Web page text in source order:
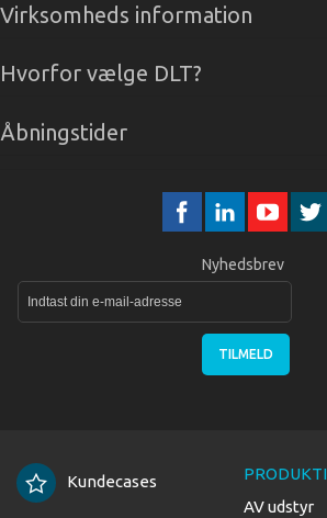
Virksomheds information
Hvorfor vælge DLT?
Åbningstider
Nyhedsbrev
TILMELD
Kundecases
AV udstyr